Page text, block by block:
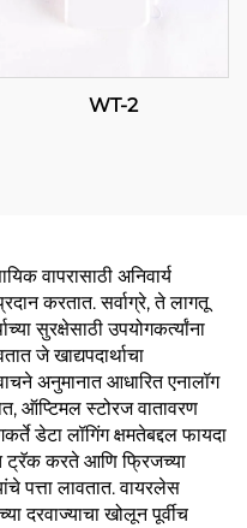
WT-2
वापरासाठी अनिवार्य
करतात. सर्वाग्रे, ते लागतू
सुरक्षेसाठी उपयोगकर्त्यांना
जे खाद्यपदार्थाचा
अनुमानात आधारित एनालॉग
ऑप्टिमल स्टोरज वातावरण
डेटा लॉगिंग क्षमतेबद्दल फायदा
ट्रॅक करते आणि फ्रिजच्या
पत्ता लावतात. वायरलेस
दरवाज्याचा खोलून पूर्वीच